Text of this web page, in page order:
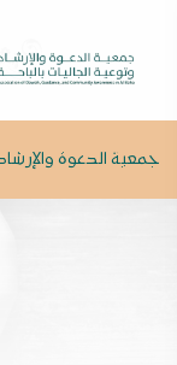
جمعية الدعوة والإرشاد